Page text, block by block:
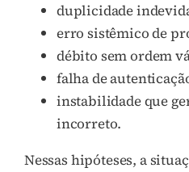
duplicidade
erro sistêmico de
débito sem ordem
falha de
instabilidade que
incorreto.
Nessas hipóteses, a